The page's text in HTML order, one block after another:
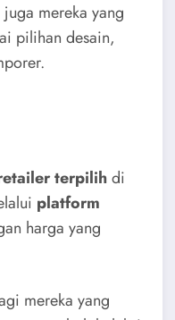
mereka yang
pilihan desain,
terpilihdi
platform
harga yang
mereka yang